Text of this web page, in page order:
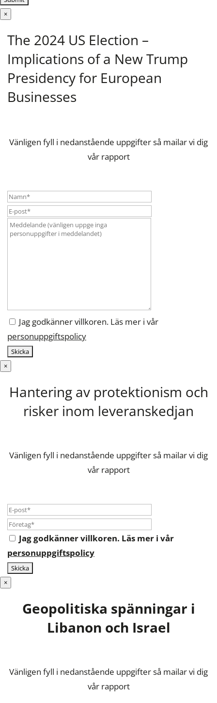
×
The 2024 US Election –
Implications of a New Trump
Presidency for European
Businesses
Vänligen fyll i nedanstående uppgifter så mailar vi dig
vår rapport
Jag godkänner villkoren. Läs mer i vår
personuppgiftspolicy
×
Hantering av protektionism och
risker inom leveranskedjan
Vänligen fyll i nedanstående uppgifter så mailar vi dig
vår rapport
Jag godkänner villkoren. Läs mer i vår
personuppgiftspolicy
×
Geopolitiska spänningar i
Libanon och Israel
Vänligen fyll i nedanstående uppgifter så mailar vi dig
vår rapport